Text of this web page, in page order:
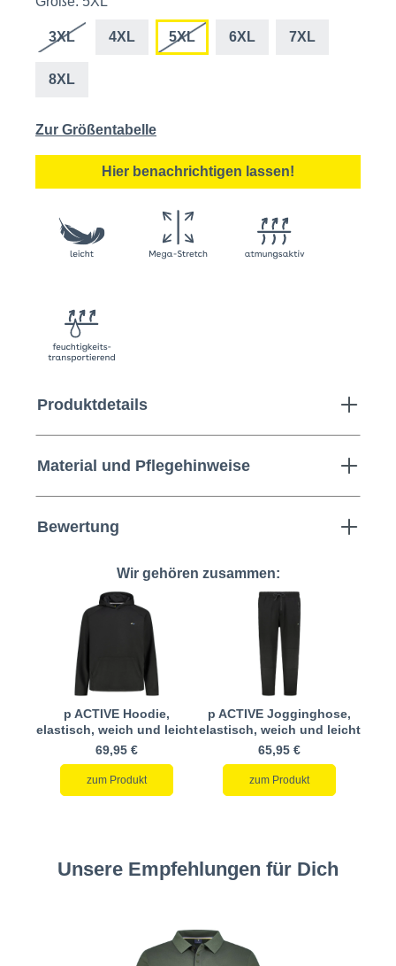
3XL 4XL 5XL 6XL 7XL
8XL
Zur Größentabelle
Hier benachrichtigen lassen!
Produktdetails
Material und Pflegehinweise
Bewertung
Wir gehören zusammen:
p ACTIVE Hoodie,
elastisch, weich und leicht
69,95 €
zum Produkt
p ACTIVE Jogginghose,
elastisch, weich und leicht
65,95 €
zum Produkt
Unsere Empfehlungen für Dich